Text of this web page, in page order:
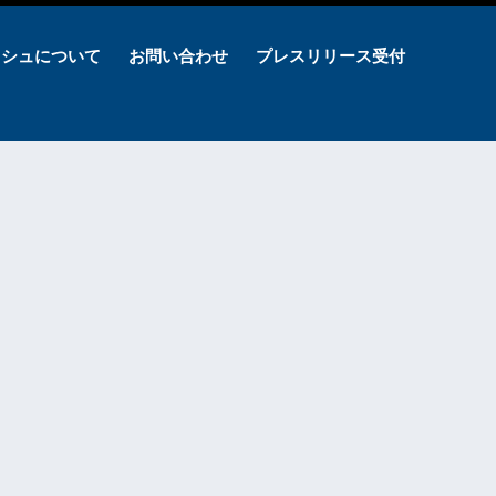
ュについて お問い合わせ プレスリリース受付